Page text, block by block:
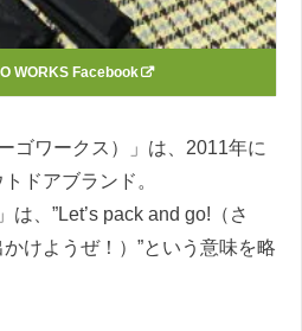
WORKS Facebook
ゴワークス）」は、2011年に
ドアブランド。
は、”Let’s pack and go!（さ
けようぜ！）”という意味を略